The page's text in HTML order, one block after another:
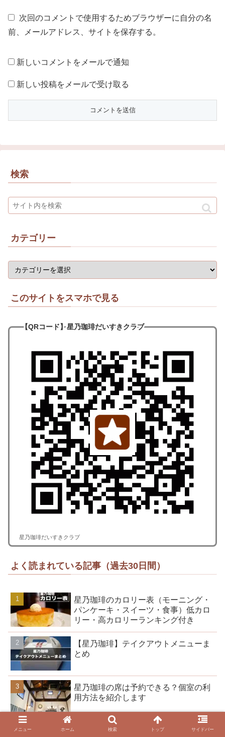
次回のコメントで使用するためブラウザーに自分の名
前、メールアドレス、サイトを保存する。
新しいコメントをメールで通知
新しい投稿をメールで受け取る
検索
カテゴリー
このサイトをスマホで見る
【QRコード】星乃珈琲だいすきクラブ
星乃珈琲だいすきクラブ
よく読まれている記事（過去30日間）
星乃珈琲のカロリー表（モーニング・
パンケーキ・スイーツ・食事）低カロ
リー・高カロリーランキング付き
【星乃珈琲】テイクアウトメニューま
とめ
星乃珈琲の席は予約できる？個室の利
用方法を紹介します
コッペ田島(パンの田島)おすすめ人気
メニュー ホーム 検索 トップ サイドバー